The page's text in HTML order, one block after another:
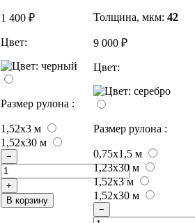
1 400 ₽
Цвет:
Размер рулона :
1,52x3 м
1,52x30 м
−
+
В корзину
Толщина, мкм:42
9 000 ₽
Цвет:
Размер рулона :
0,75х1,5 м
1,23x30 м
1,52x3 м
1,52x30 м
−